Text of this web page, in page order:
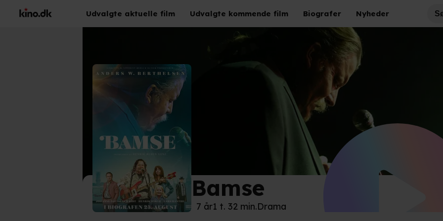
Udvalgte aktuelle film Udvalgte kommende film Biografer Nyheder
©Nordisk Film
Bamse
7 år1 t. 32 min.Drama